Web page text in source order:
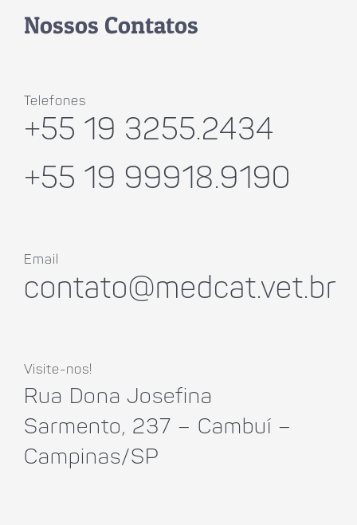
Nossos Contatos
Telefones
+55 19 3255.2434
+55 19 99918.9190
Email
contato@medcat.vet.br
Visite-nos!
Rua Dona Josefina
Sarmento, 237 – Cambuí –
Campinas/SP